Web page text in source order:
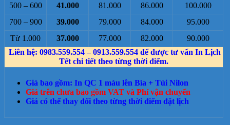
500 – 600
41.000 81.000 86.000
100.000
700 – 900
39.000 79.000 84.000
95.000
Từ 1.000
37.000 77.000 82.000
90.000
Liên hệ: 0983.559.554 – 0913.559.554 để được tư vấn In Lịch
Tết chi tiết theo từng thời điểm.
Giá bao gồm: In QC 1 màu lên Bìa + Túi Nilon
Giá trên chưa bao gồm VAT và Phí vận chuyển
Giá có thể thay đổi theo từng thời điểm đặt lịch